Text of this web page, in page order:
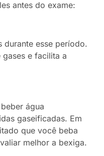
antes do exame:
durante esse período.
gases e facilita a
água
gaseificadas. Em
que você beba
melhor a bexiga.